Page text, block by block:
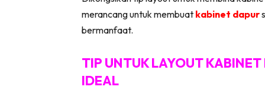
Video
merancang untuk membuat kabinet dapur
bermanfaat.
TIP UNTUK LAYOUT
IDEAL